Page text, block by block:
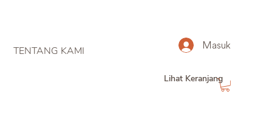
TENTANG KAMI Masuk
Lihat Keranjang